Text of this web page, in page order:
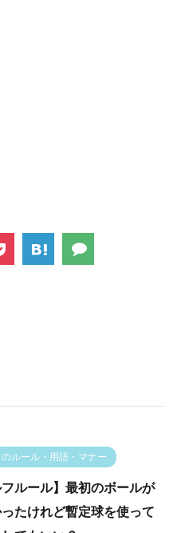
ルール・用語・マナー
フルール】最初のボールが
ったけれど暫定球を使って